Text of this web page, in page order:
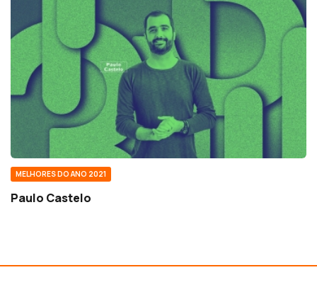
MELHORES DO ANO 2021
Paulo Castelo